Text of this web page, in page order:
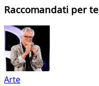
Raccomandati per te
Arte